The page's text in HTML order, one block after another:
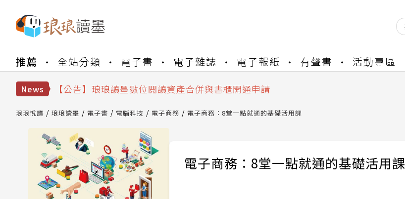
推薦 全站分類 電子書 電子雜誌 電子報紙 有聲書 活動專區
News
【公告】琅琅書店服務升級重要說明及資產合併結果查詢
【公告】琅琅讀墨數位閱讀資產合併與書櫃開通申請
【公告】琅琅讀墨 3 分鐘完成書櫃開通與資產合併申請圖文教學
【公告】琅琅讀墨數位閱讀資產合併與書櫃開通申請
琅琅悅讀 琅琅讀墨 電子書 電腦科技 電子商務 電子商務：8堂一點就通的基礎活用課
電子商務：8堂一點就通的基礎活用課